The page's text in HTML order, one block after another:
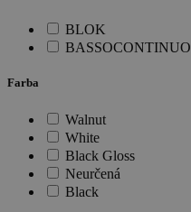
BLOK
BASSOCONTINUO
Farba
Walnut
White
Black Gloss
Neurčená
Black